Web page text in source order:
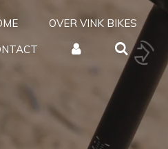
OVER VINK BIKES